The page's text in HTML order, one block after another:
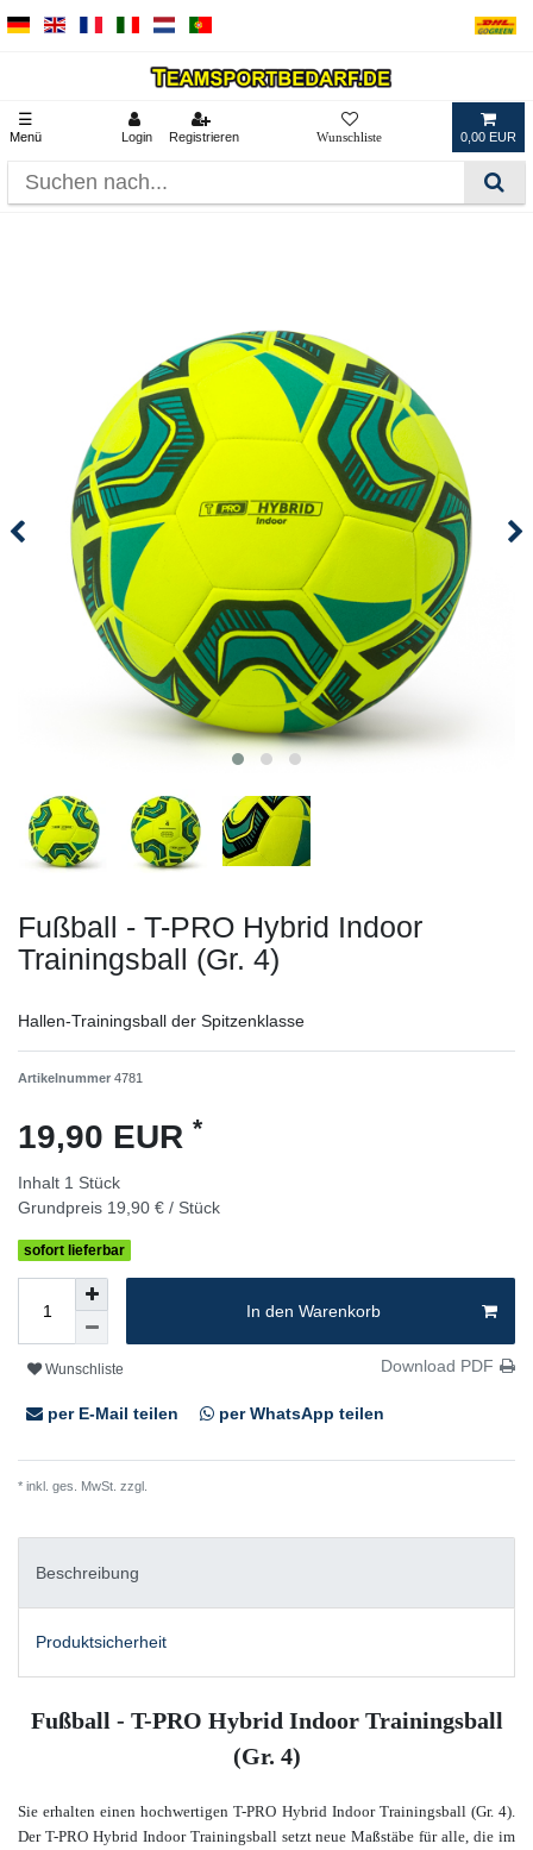
☰
Menü Login Registrieren 0,00 EUR
Fußball - T-PRO Hybrid Indoor
Trainingsball (Gr. 4)
Hallen-Trainingsball der Spitzenklasse
Artikelnummer 4781
19,90 EUR *
Inhalt 1 Stück
Grundpreis 19,90 € / Stück
sofort lieferbar
In den Warenkorb
Wunschliste Download PDF
per E-Mail teilen per WhatsApp teilen
* inkl. ges. MwSt. zzgl.
Beschreibung
Produktsicherheit
Fußball - T-PRO Hybrid Indoor Trainingsball
(Gr. 4)
Sie erhalten einen hochwertigen T-PRO Hybrid Indoor Trainingsball (Gr. 4).
Der T-PRO Hybrid Indoor Trainingsball setzt neue Maßstäbe für alle, die im